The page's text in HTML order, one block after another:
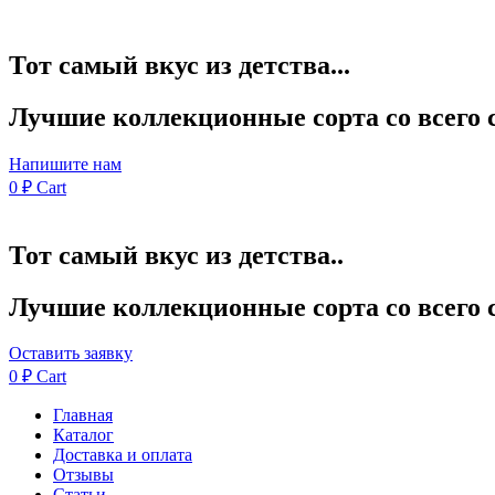
Тот самый вкус из детства...
Лучшие коллекционные сорта со всего
Напишите нам
0 ₽ Cart
Тот самый вкус из детства..
Лучшие коллекционные сорта со всего
Оставить заявку
0 ₽ Cart
Главная
Каталог
Доставка и оплата
Отзывы